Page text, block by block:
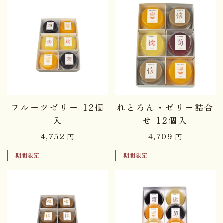
フルーツゼリー 12個
入
4,752 円
期間限定
れとろん・ゼリー詰合
せ 12個入
4,709 円
期間限定